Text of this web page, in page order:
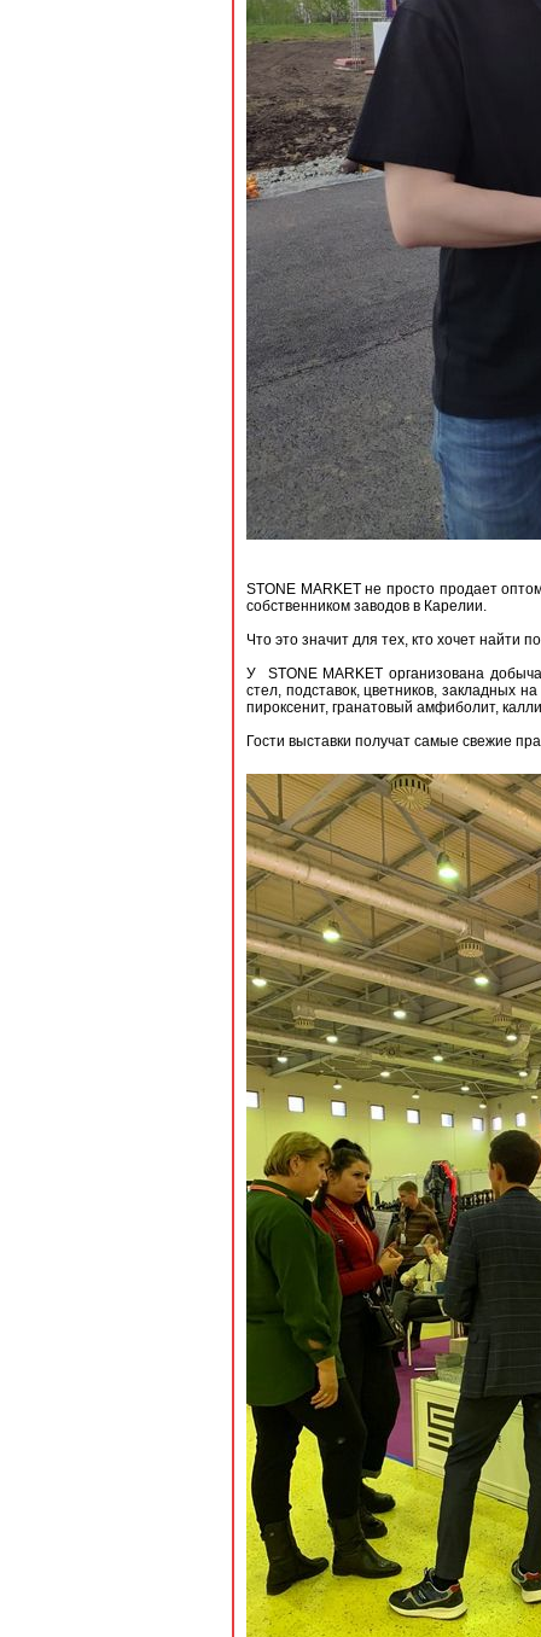
STONE MARKET не просто продает
собственником заводов в Карелии.
Что это значит для тех, кто хочет найти
У STONE MARKET организована
стел, подставок, цветников, закладных
пироксенит, гранатовый амфиболит,
Гости выставки получат самые свежие